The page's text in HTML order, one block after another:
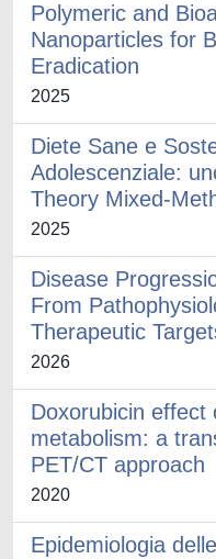
Polymeric and
Nanoparticles for
Eradication
2025
Diete Sane e
Adolescenziale:
Theory Mixed-
2025
Disease
From
Therapeutic
2026
Doxorubicin effect
metabolism: a
PET/CT approach
2020
Epidemiologia